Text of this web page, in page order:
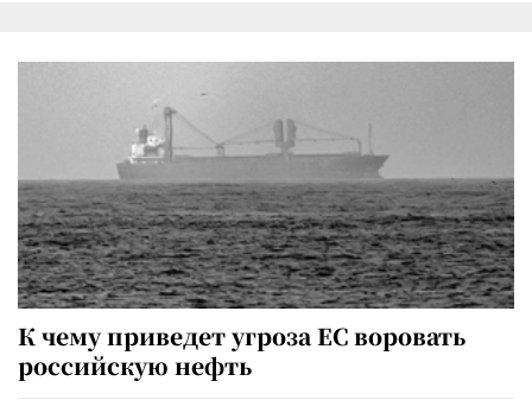
К чему приведет угроза ЕС воровать
российскую нефть